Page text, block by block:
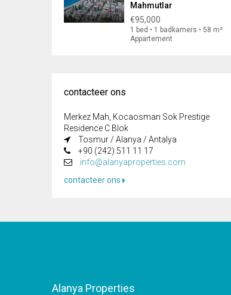
Mahmutlar
€95,000
1 bed • 1 badkamers • 58 m²
Appartement
contacteer ons
Merkez Mah, Kocaosman Sok Prestige
Residence C Blok
Tosmur / Alanya / Antalya
+90 (242) 511 11 17
info@alanyaproperties.com
contacteer ons
Alanya Properties